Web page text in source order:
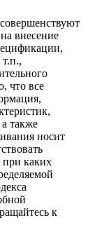
внесение
что все
также
носит
каких
к